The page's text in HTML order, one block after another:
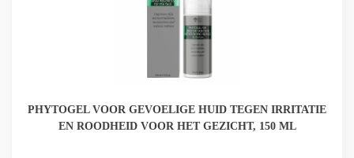
PHYTOGEL VOOR GEVOELIGE HUID TEGEN IRRITATIE
EN ROODHEID VOOR HET GEZICHT, 150 ML